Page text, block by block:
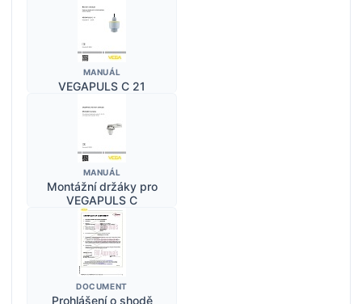
MANUÁL
VEGAPULS C 21
MANUÁL
Montážní držáky pro
VEGAPULS C
DOCUMENT
Prohlášení o shodě